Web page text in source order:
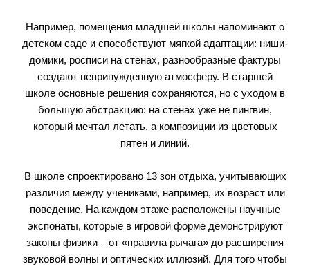
Например, помещения младшей школы напоминают о
детском саде и способствуют мягкой адаптации: ниши-
домики, росписи на стенах, разнообразные фактуры
создают непринужденную атмосферу. В старшей
школе основные решения сохраняются, но с уходом в
большую абстракцию: на стенах уже не пингвин,
который мечтал летать, а композиции из цветовых
пятен и линий.
В школе спроектировано 13 зон отдыха, учитывающих
различия между учениками, например, их возраст или
поведение. На каждом этаже расположены научные
экспонаты, которые в игровой форме демонстрируют
законы физики – от «правила рычага» до расширения
звуковой волны и оптических иллюзий. Для того чтобы